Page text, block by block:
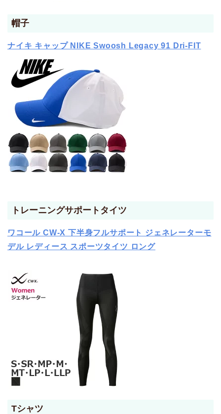
帽子
ナイキ キャップ NIKE Swoosh Legacy 91 Dri-FIT
トレーニングサポートタイツ
ワコール CW-X 下半身フルサポート ジェネレーターモ
デル レディース スポーツタイツ ロング
Tシャツ